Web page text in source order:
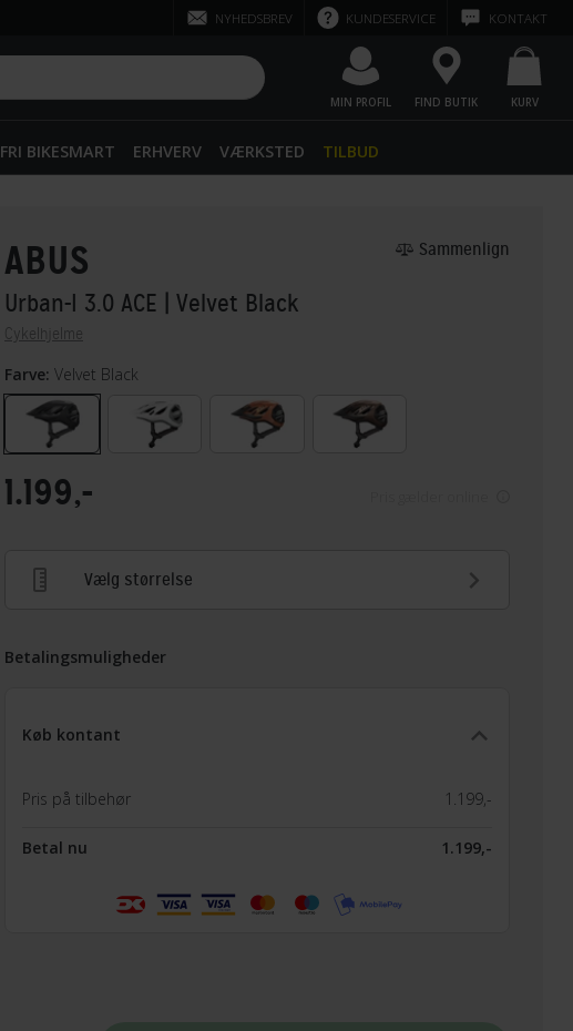
NYHEDSBREV KUNDESERVICE KONTAKT
MIN PROFIL FIND BUTIK KURV
FRI BIKESMART ERHVERV VÆRKSTED TILBUD
ABUS
Urban-I 3.0 ACE | Velvet Black
Cykelhjelme
Sammenlign
Farve: Velvet Black
1.199,-
Vælg størrelse
Betalingsmuligheder
Køb kontant
Pris på tilbehør 1.199,-
Betal nu 1.199,-